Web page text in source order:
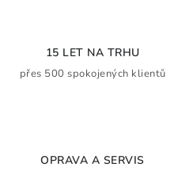
15 LET NA TRHU
přes 500 spokojených klientů
OPRAVA A SERVIS